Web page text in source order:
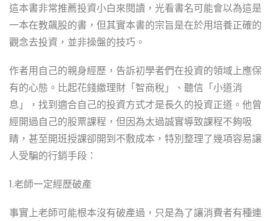
這本書非常推薦投資小白來閱讀，光看書名可能會以為這是
一本在教飆股的書，但其實本書的宗旨是在於用培養正確的
觀念去投資，並非操盤的技巧。
作者用自己的親身經歷，告訴初學者們在投資的領域上應保
有的心態。比起花錢繳理財「智商稅」、聽信「小道消
息」，找到適合自己的投資方式才是長久的投資正道。他曾
經開過自己的股票課程，但因為太過誠實導致課程不夠吸
睛，甚至開班授課卻開到不敷成本，特別整理了幾項容易讓
人受騙的行銷手段：
1.老師一定經歷破產
事實上老師可能根本沒有破產過，只是為了讓消費者有種連